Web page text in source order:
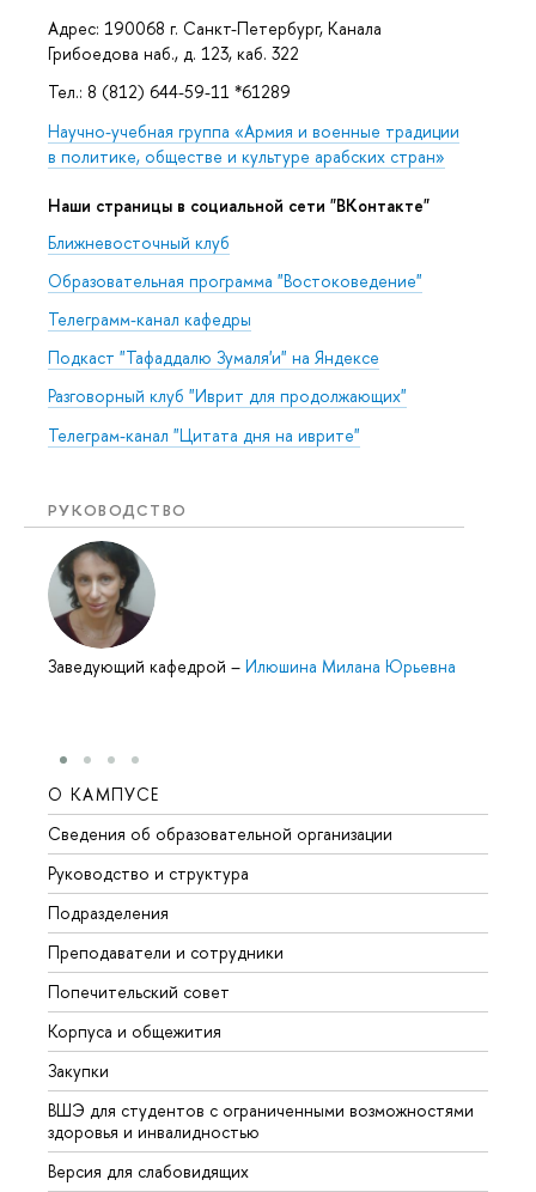
Адрес: 190068 г. Санкт-Петербург, Канала
Грибоедова наб., д. 123, каб. 322
Тел.: 8 (812) 644-59-11 *61289
Научно-учебная группа «Армия и военные традиции
в политике, обществе и культуре арабских стран»
Наши страницы в социальной сети "ВКонтакте"
Ближневосточный клуб
Образовательная программа "Востоковедение"
Телеграмм-канал кафедры
Подкаст "Тафаддалю Зумаля'и" на Яндексе
Разговорный клуб "Иврит для продолжающих"
Телеграм-канал "Цитата дня на иврите"
РУКОВОДСТВО
Заведующий кафедрой – Илюшина Милана Юрьевна
О КАМПУСЕ
Сведения об образовательной организации
Руководство и структура
Подразделения
Преподаватели и сотрудники
Попечительский совет
Корпуса и общежития
Закупки
ВШЭ для студентов с ограниченными возможностями
здоровья и инвалидностью
Версия для слабовидящих